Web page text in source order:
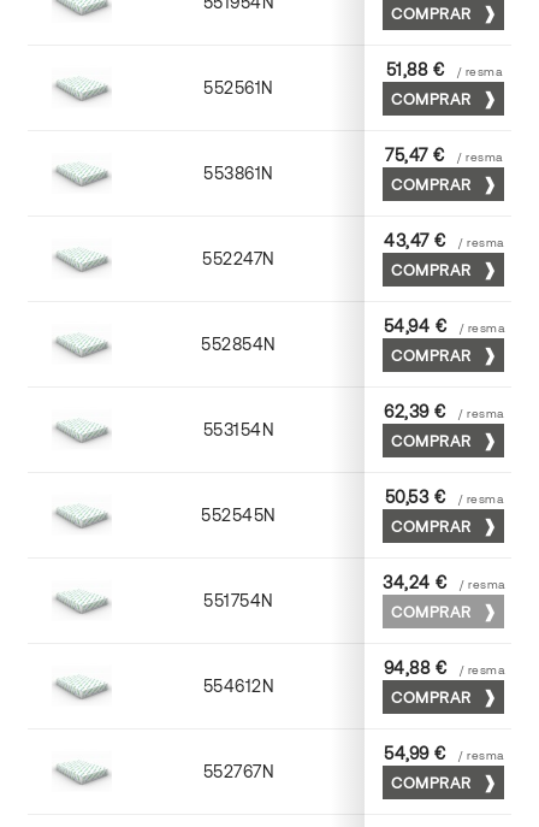
COMPRAR
552561N 63 x 88
51,88 € / resma
COMPRAR
553861N 63 x 88
75,47 € / resma
COMPRAR
552247N 45 x 64
43,47 € / resma
COMPRAR
552854N 52 x 70
54,94 € / resma
COMPRAR
553154N 52 x 70
62,39 € / resma
COMPRAR
552545N 45 x 64
50,53 € / resma
COMPRAR
551754N 52 x 70
34,24 € / resma
COMPRAR
554612N 72 x 102
94,88 € / resma
COMPRAR
552767N 65 x 90
54,99 € / resma
COMPRAR